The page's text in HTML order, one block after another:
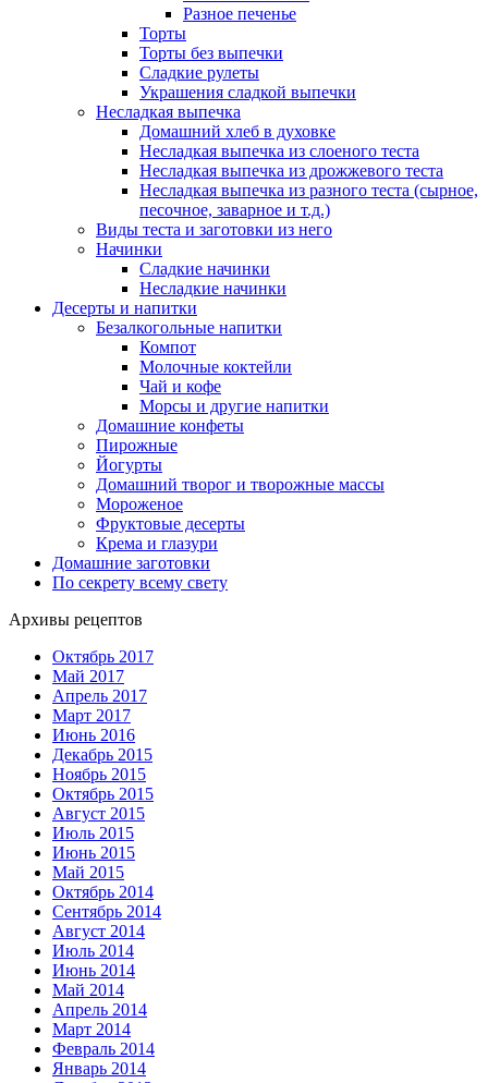
Разное печенье
Торты
Торты без выпечки
Сладкие рулеты
Украшения сладкой выпечки
Несладкая выпечка
Домашний хлеб в духовке
Несладкая выпечка из слоеного теста
Несладкая выпечка из дрожжевого теста
Несладкая выпечка из разного теста (сырное,
песочное, заварное и т.д.)
Виды теста и заготовки из него
Начинки
Сладкие начинки
Несладкие начинки
Десерты и напитки
Безалкогольные напитки
Компот
Молочные коктейли
Чай и кофе
Морсы и другие напитки
Домашние конфеты
Пирожные
Йогурты
Домашний творог и творожные массы
Мороженое
Фруктовые десерты
Крема и глазури
Домашние заготовки
По секрету всему свету
Архивы рецептов
Октябрь 2017
Май 2017
Апрель 2017
Март 2017
Июнь 2016
Декабрь 2015
Ноябрь 2015
Октябрь 2015
Август 2015
Июль 2015
Июнь 2015
Май 2015
Октябрь 2014
Сентябрь 2014
Август 2014
Июль 2014
Июнь 2014
Май 2014
Апрель 2014
Март 2014
Февраль 2014
Январь 2014